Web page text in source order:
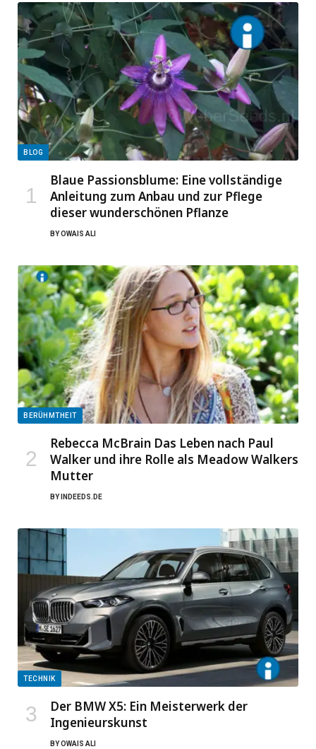
BLOG
Blaue Passionsblume: Eine vollständige
Anleitung zum Anbau und zur Pflege
dieser wunderschönen Pflanze
BYOWAIS ALI
BERÜHMTHEIT
Rebecca McBrain Das Leben nach Paul
Walker und ihre Rolle als Meadow Walkers
Mutter
BY INDEEDS.DE
TECHNIK
Der BMW X5: Ein Meisterwerk der
Ingenieurskunst
BYOWAIS ALI